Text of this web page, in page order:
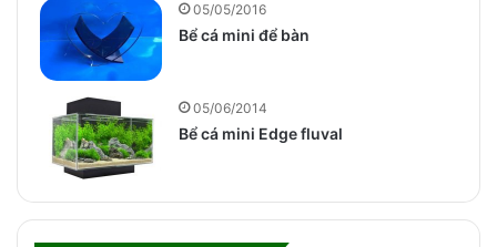
05/05/2016
Bể cá mini để bàn
05/06/2014
Bể cá mini Edge fluval